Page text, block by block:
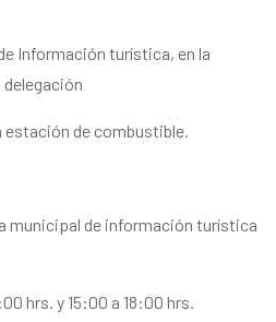
Información turística, en la
delegación
de combustible.
municipal de información turística
hrs. y 15:00 a 18:00 hrs.